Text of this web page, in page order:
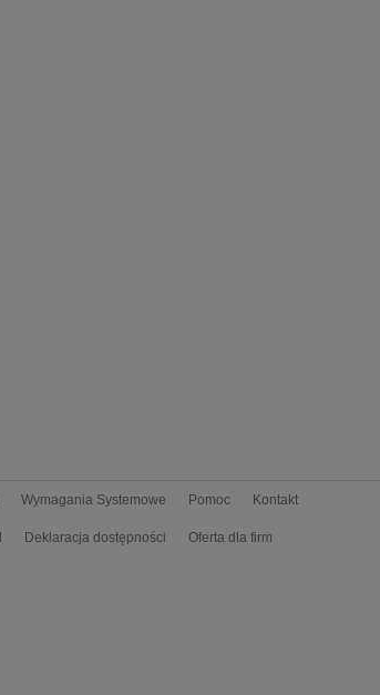
Wymagania Systemowe Pomoc Kontakt
Deklaracja dostępności Oferta dla firm